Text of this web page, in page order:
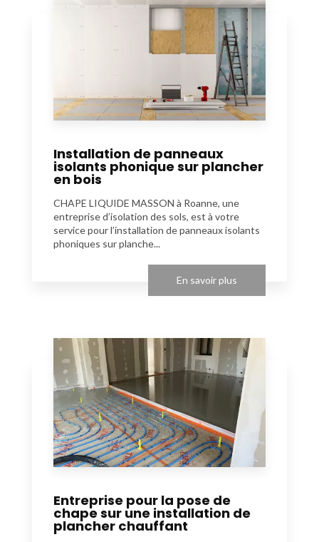
Installation de panneaux
isolants phonique sur plancher
en bois
CHAPE LIQUIDE MASSON à Roanne, une
entreprise d’isolation des sols, est à votre
service pour l’installation de panneaux isolants
phoniques sur planche...
En savoir plus
Entreprise pour la pose de
chape sur une installation de
plancher chauffant